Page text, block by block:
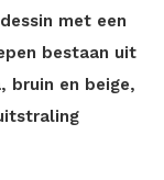
met een
bestaan uit
bruin en beige,